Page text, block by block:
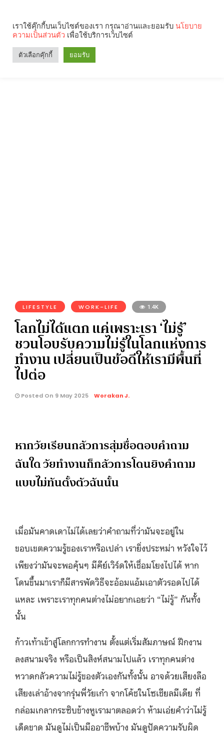
LIFESTYLE WORK-LIFE 1.4K
โลกไม่ได้แตก แค่เพราะเรา ‘ไม่รู้’
ชวนโอบรับความไม่รู้ในโลกแห่งการ
ทำงาน เปลี่ยนเป็นข้อดีให้เรามีพื้นที่
ไปต่อ
Posted On 9 May 2025 Worakan J.
หากวัยเรียนกลัวการสุ่มชื่อตอบคำถาม
ฉันใด วัยทำงานก็กลัวการโดนยิงคำถาม
แบบไม่ทันตั้งตัวฉันนั้น
เมื่อมันคาดเดาไม่ได้เลยว่าคำถามที่ว่ามันจะอยู่ใน
ขอบเขตความรู้ของเราหรือเปล่า เรายิ่งประหม่า หวังใจไว้
เพียงว่ามันจะพอคุ้นๆ มีคีย์เวิร์ดให้เชื่อมโยงไปได้ หาก
โดนขึ้นมาเราก็มีสารพัดวิธีจะอ้อมแอ้มเอาตัวรอดไปได้
แหละ เพราะเราทุกคนต่างไม่อยากเอยว่า “ไม่รู้” กันทั้ง
นั้น
ก้าวเท้าเข้าสู่โลกการทำงาน ตั้งแต่เริ่มสัมภาษณ์ ฝึกงาน
ลงสนามจริง หรือเป็นสิงห์สนามไปแล้ว เราทุกคนต่าง
หวาดกลัวความไม่รู้ของตัวเองกันทั้งนั้น อาจด้วยเสียงลือ
เสียงเล่าอ้างจากรุ่นพี่วัยเก๋า จากโค้ชในโซเชียลมีเดีย ที่
กล่อมเกลากระซิบข้างหูเรามาตลอดว่า ห้ามเอ่ยคำว่าไม่รู้
เด็ดขาด มันดูไม่เป็นมืออาชีพบ้าง มันดูปัดความรับผิด
เราใช้คุ๊กกี้บนเว็บไซต์ของเรา กรุณาอ่านและยอมรับ นโยบาย
ความเป็นส่วนตัว เพื่อใช้บริการเว็บไซต์
ตัวเลือกคุ๊กกี้ ยอมรับ